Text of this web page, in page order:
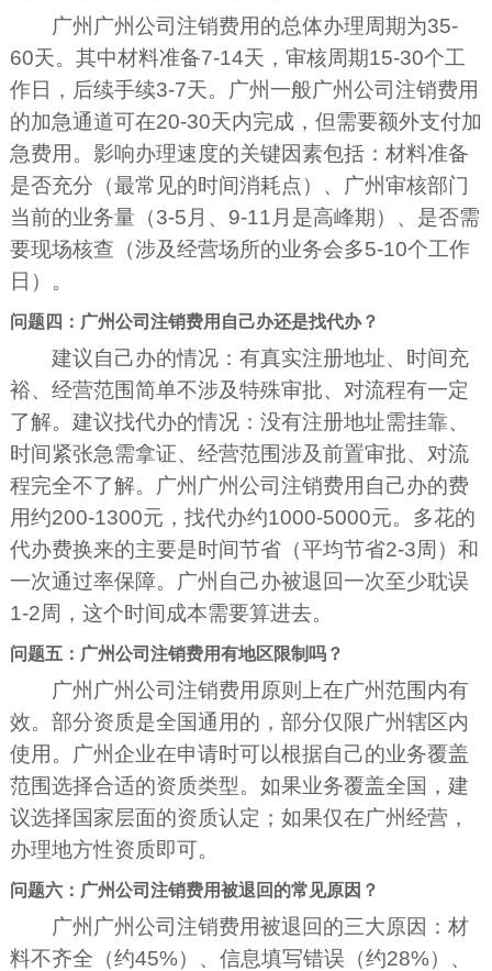
广州广州公司注销费用的总体办理周期为35-
60天。其中材料准备7-14天，审核周期15-30个工
作日，后续手续3-7天。广州一般广州公司注销费用
的加急通道可在20-30天内完成，但需要额外支付加
急费用。影响办理速度的关键因素包括：材料准备
是否充分（最常见的时间消耗点）、广州审核部门
当前的业务量（3-5月、9-11月是高峰期）、是否需
要现场核查（涉及经营场所的业务会多5-10个工作
日）。
问题四：广州公司注销费用自己办还是找代办？
建议自己办的情况：有真实注册地址、时间充
裕、经营范围简单不涉及特殊审批、对流程有一定
了解。建议找代办的情况：没有注册地址需挂靠、
时间紧张急需拿证、经营范围涉及前置审批、对流
程完全不了解。广州广州公司注销费用自己办的费
用约200-1300元，找代办约1000-5000元。多花的
代办费换来的主要是时间节省（平均节省2-3周）和
一次通过率保障。广州自己办被退回一次至少耽误
1-2周，这个时间成本需要算进去。
问题五：广州公司注销费用有地区限制吗？
广州广州公司注销费用原则上在广州范围内有
效。部分资质是全国通用的，部分仅限广州辖区内
使用。广州企业在申请时可以根据自己的业务覆盖
范围选择合适的资质类型。如果业务覆盖全国，建
议选择国家层面的资质认定；如果仅在广州经营，
办理地方性资质即可。
问题六：广州公司注销费用被退回的常见原因？
广州广州公司注销费用被退回的三大原因：材
料不齐全（约45%）、信息填写错误（约28%）、